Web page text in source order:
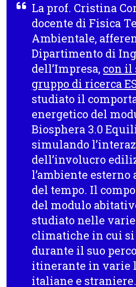
La prof. Cristina
docente di Fisica
Ambientale,
Dipartimento di
dell’Impresa, con il
gruppo di ricerca
studiato il
energetico del
Biosphera 3.0
simulando
dell’involucro
l’ambiente
del tempo. Il
del modulo
studiato nelle
climatiche in cui
durante il suo
itinerante in varie
italiane e